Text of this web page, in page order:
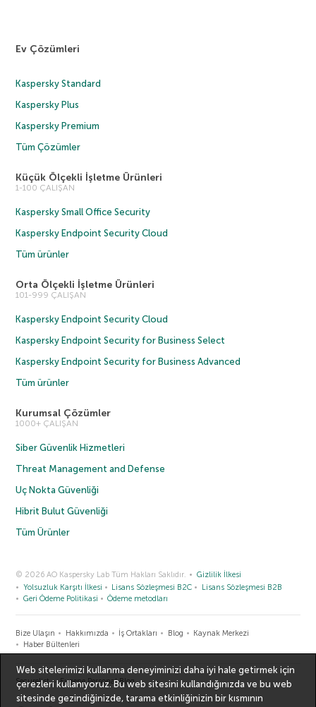
Ev Çözümleri
Kaspersky Standard
Kaspersky Plus
Kaspersky Premium
Tüm Çözümler
Küçük Ölçekli İşletme Ürünleri
1-100 ÇALIŞAN
Kaspersky Small Office Security
Kaspersky Endpoint Security Cloud
Tüm ürünler
Orta Ölçekli İşletme Ürünleri
101-999 ÇALIŞAN
Kaspersky Endpoint Security Cloud
Kaspersky Endpoint Security for Business Select
Kaspersky Endpoint Security for Business Advanced
Tüm ürünler
Kurumsal Çözümler
1000+ ÇALIŞAN
Siber Güvenlik Hizmetleri
Threat Management and Defense
Uç Nokta Güvenliği
Hibrit Bulut Güvenliği
Tüm Ürünler
© 2026 AO Kaspersky Lab Tüm Hakları Saklıdır.
Gizlilik İlkesi
Yolsuzluk Karşıtı İlkesi
Lisans Sözleşmesi B2C
Lisans Sözleşmesi B2B
Geri Ödeme Politikasi
Ödeme metodları
Bize Ulaşın Hakkımızda İş Ortakları Blog
Kaynak Merkezi
Haber Bültenleri
Securelist Eugene Personal Blog
Web sitelerimizi kullanma deneyiminizi daha iyi hale getirmek için
çerezleri kullanıyoruz. Bu web sitesini kullandığınızda ve bu web
sitesinde gezindiğinizde, tarama etkinliğinizin bir kısmının